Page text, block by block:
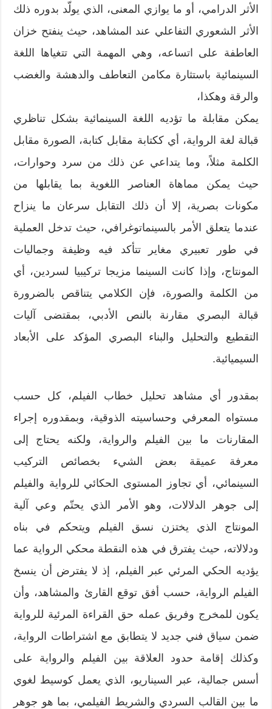
الأثر الدرامي، أو ما يوازي المعنى، الذي يولّد بدوره ذلك
الأثر الشعوري التفاعلي عند المشاهد، حيث ينفتح خزان
العاطفة على اتساعه، وهي المهمة التي تتغياها اللغة
السينمائية باستثارة مكامن التعاطف والدهشة والغضب
والرقة وهكذا،
يمكن مقابلة ما تؤديه اللغة السينمائية بشكل تناظري
قبالة لغة الرواية، أي ككتابة مقابل كتابة، الصورة مقابل
الكلمة مثلاً، وما يتداعي عن ذلك من سرد وحوارات،
حيث يمكن مماهاة العناصر اللغوية بما يقابلها من
مكونات بصرية، إلا أن ذلك التقابل سرعان ما ينزاح
عندما يتعلق الأمر بالسينماتوغرافي، حيث تدخل العملية
في طور تعبيري مغاير تتأكد فيه وظيفة وجماليات
المونتاج، وإذا كانت السينما مزيجا تركيبيا لسردين، أي
من الكلمة والصورة، فإن الكلامي يتناقص بالضرورة
قبالة البصري مقارنة بالنص الأدبي، بمقتضى آليات
التقطيع والتحليل والبناء البصري المؤكد على الأبعاد
السيميائية.
بمقدور أي مشاهد تحليل خطاب الفيلم، كل حسب
مستواه المعرفي وحساسيته الذوقية، وبمقدوره إجراء
المقارنات ما بين الفيلم والرواية، ولكنه يحتاج إلى
معرفة عميقة بعض الشيء بخصائص التركيب
السينمائي، أي تجاوز المستوى الحكائي للرواية والفيلم
إلى جوهر الدلالات، وهو الأمر الذي يحتّم وعي آلية
المونتاج الذي يختزن نسق الفيلم ويتحكم في بناه
ودلالاته، حيث يفترق في هذه النقطة محكي الرواية عما
يؤديه الحكي المرئي عبر الفيلم، إذ لا يفترض أن ينسخ
الفيلم الرواية، حسب أفق توقع القارئ والمشاهد، وأن
يكون للمخرج وفريق عمله حق القراءة المرئية للرواية
ضمن سياق فني جديد لا يتطابق مع اشتراطات الرواية،
وكذلك إقامة حدود العلاقة بين الفيلم والرواية على
أسس جمالية، عبر السيناريو، الذي يعمل كوسيط لغوي
ما بين القالب السردي والشريط الفيلمي، بما هو جوهر